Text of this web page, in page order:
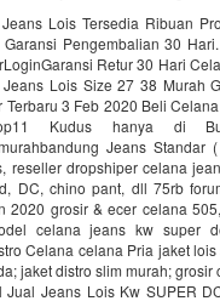
Lois Tersedia Ribuan
Pengembalian 30
Retur 30 Hari
Lois Size 27 38 Murah
Terbaru 3 Feb 2020 Beli
Kudus hanya di
Jeans
reseller dropshiper celana
DC, chino pant, dll 75rb
2020 grosir & ecer celana
celana jeans kw super
Celana celana Pria jaket
jaket distro slim murah;
Jual Jeans Lois Kw SUPER